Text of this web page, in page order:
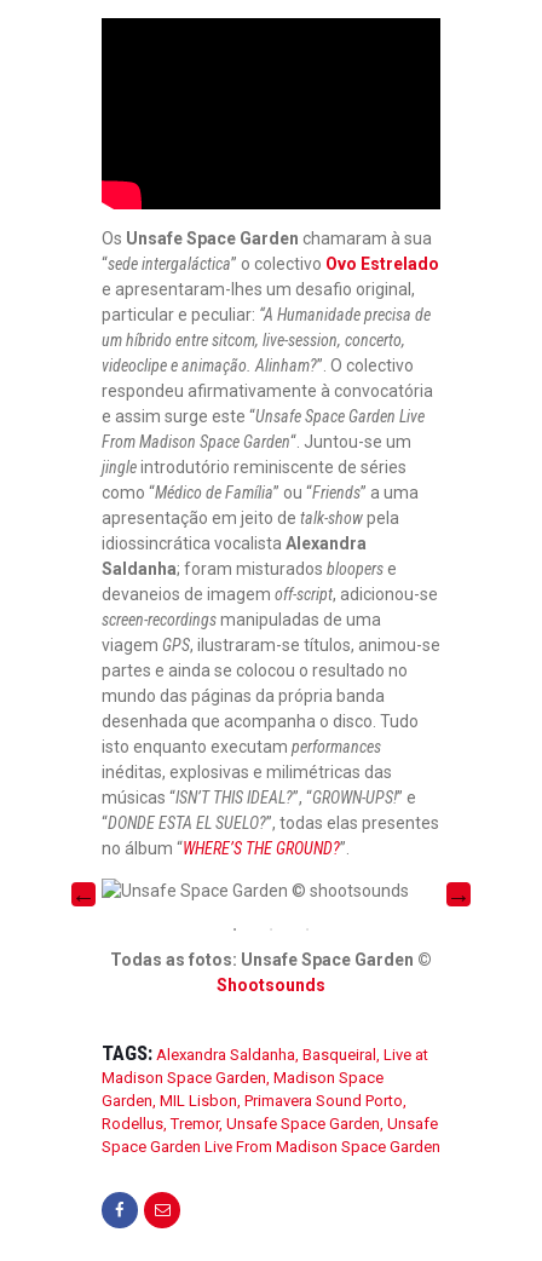
Os Unsafe Space Garden chamaram à sua
“sede intergaláctica” o colectivo Ovo Estrelado
e apresentaram-lhes um desafio original,
particular e peculiar: “A Humanidade precisa de
um híbrido entre sitcom, live-session, concerto,
videoclipe e animação. Alinham?”. O colectivo
respondeu afirmativamente à convocatória
e assim surge este “Unsafe Space Garden Live
From Madison Space Garden“. Juntou-se um
jingleintrodutório reminiscente de séries
como “Médico de Família” ou “Friends” a uma
apresentação em jeito de talk-showpela
idiossincrática vocalista Alexandra
Saldanha; foram misturados blooperse
devaneios de imagem off-script, adicionou-se
screen-recordingsmanipuladas de uma
viagem GPS, ilustraram-se títulos, animou-se
partes e ainda se colocou o resultado no
mundo das páginas da própria banda
desenhada que acompanha o disco. Tudo
isto enquanto executam performances
inéditas, explosivas e milimétricas das
músicas “ISN’T THIS IDEAL?”, “GROWN-UPS!” e
“DONDE ESTA EL SUELO?”, todas elas presentes
no álbum “WHERE’S THE GROUND?”.
Todas as fotos: Unsafe Space Garden ©
Shootsounds
TAGS: Alexandra Saldanha Basqueiral
Live at
Madison Space Garden Madison Space
Garden MIL Lisbon Primavera Sound Porto
Rodellus ,Tremor, Unsafe Space Garden Unsafe
Space Garden Live From Madison Space Garden